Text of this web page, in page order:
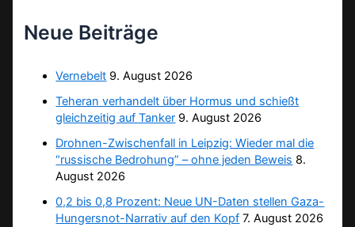
Neue Beiträge
Vernebelt 9. August 2026
Teheran verhandelt über Hormus und schießt
gleichzeitig auf Tanker 9. August 2026
Drohnen-Zwischenfall in Leipzig: Wieder mal die
“russische Bedrohung” – ohne jeden Beweis 8.
August 2026
0,2 bis 0,8 Prozent: Neue UN-Daten stellen Gaza-
Hungersnot-Narrativ auf den Kopf 7. August 2026